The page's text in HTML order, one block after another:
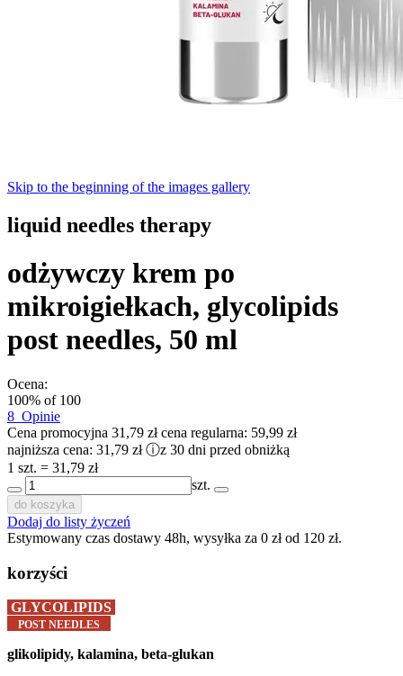
Skip to the beginning of the images gallery
liquid needles therapy
odżywczy krem po
mikroigiełkach, glycolipids
post needles, 50 ml
Ocena:
100% of 100
8 Opinie
Cena promocyjna 31,79 zł cena regularna: 59,99 zł
najniższa cena: 31,79 zł ⓘz 30 dni przed obniżką
1 szt. = 31,79 zł
szt.
do koszyka
Dodaj do listy życzeń
Estymowany czas dostawy 48h, wysyłka za 0 zł od 120 zł.
korzyści
GLYCOLIPIDS
POST NEEDLES
glikolipidy, kalamina, beta-glukan